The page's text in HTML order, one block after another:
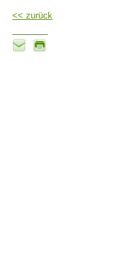
<< zurück